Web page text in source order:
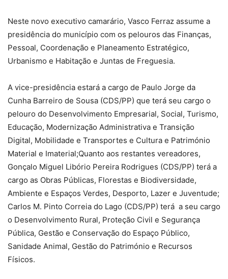
Neste novo executivo camarário, Vasco Ferraz assume a
presidência do município com os pelouros das Finanças,
Pessoal, Coordenação e Planeamento Estratégico,
Urbanismo e Habitação e Juntas de Freguesia.
A vice-presidência estará a cargo de Paulo Jorge da
Cunha Barreiro de Sousa (CDS/PP) que terá seu cargo o
pelouro do Desenvolvimento Empresarial, Social, Turismo,
Educação, Modernização Administrativa e Transição
Digital, Mobilidade e Transportes e Cultura e Património
Material e Imaterial;Quanto aos restantes vereadores,
Gonçalo Miguel Libório Pereira Rodrigues (CDS/PP) terá a
cargo as Obras Públicas, Florestas e Biodiversidade,
Ambiente e Espaços Verdes, Desporto, Lazer e Juventude;
Carlos M. Pinto Correia do Lago (CDS/PP) terá a seu cargo
o Desenvolvimento Rural, Proteção Civil e Segurança
Pública, Gestão e Conservação do Espaço Público,
Sanidade Animal, Gestão do Património e Recursos
Físicos.